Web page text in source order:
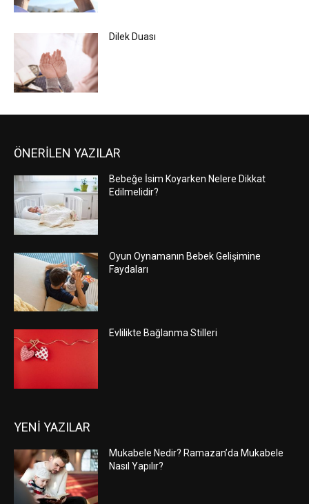
Dilek Duası
ÖNERİLEN YAZILAR
Bebeğe İsim Koyarken Nelere Dikkat
Edilmelidir?
Oyun Oynamanın Bebek Gelişimine
Faydaları
Evlilikte Bağlanma Stilleri
YENİ YAZILAR
Mukabele Nedir? Ramazan’da Mukabele
Nasıl Yapılır?